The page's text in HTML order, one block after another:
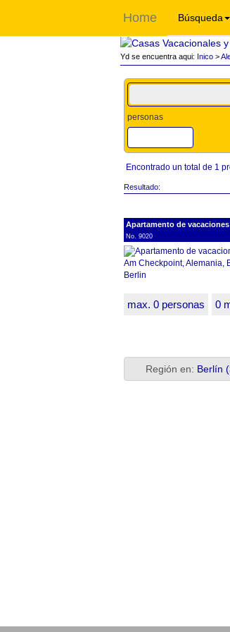
Home Búsqueda
Yd se encuentra aqui: Inico>
personas
Encontrado un total de 1
Resultado:
Apartamento de
No. 9020
max. 0 personas 0
Región en: Berlín